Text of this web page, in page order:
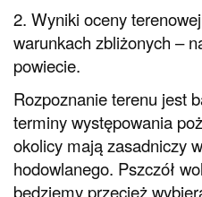
2. Wyniki oceny
warunkach zbliżonych –
powiecie.
Rozpoznanie terenu jest
terminy występowania
okolicy mają zasadniczy
hodowlanego. Pszczół
będziemy przecież